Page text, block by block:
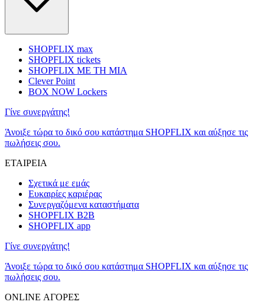
SHOPFLIX max
SHOPFLIX tickets
SHOPFLIX ΜΕ ΤΗ ΜΙΑ
Clever Point
BOX NOW Lockers
Γίνε συνεργάτης!
Άνοιξε τώρα το δικό σου κατάστημα SHOPFLIX και αύξησε τις
πωλήσεις σου.
ΕΤΑΙΡΕΙΑ
Σχετικά με εμάς
Ευκαιρίες καριέρας
Συνεργαζόμενα καταστήματα
SHOPFLIX B2B
SHOPFLIX app
Γίνε συνεργάτης!
Άνοιξε τώρα το δικό σου κατάστημα SHOPFLIX και αύξησε τις
πωλήσεις σου.
ONLINE ΑΓΟΡΕΣ